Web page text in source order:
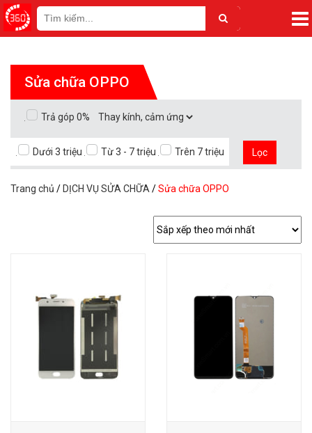
Sửa chữa OPPO
Trả góp 0%
Dưới 3 triệu Từ 3 - 7 triệu Trên 7 triệu Lọc
Trang chủ / DỊCH VỤ SỬA CHỮA /Sửa chữa OPPO